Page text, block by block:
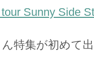
Sunny Side
特集が初めて